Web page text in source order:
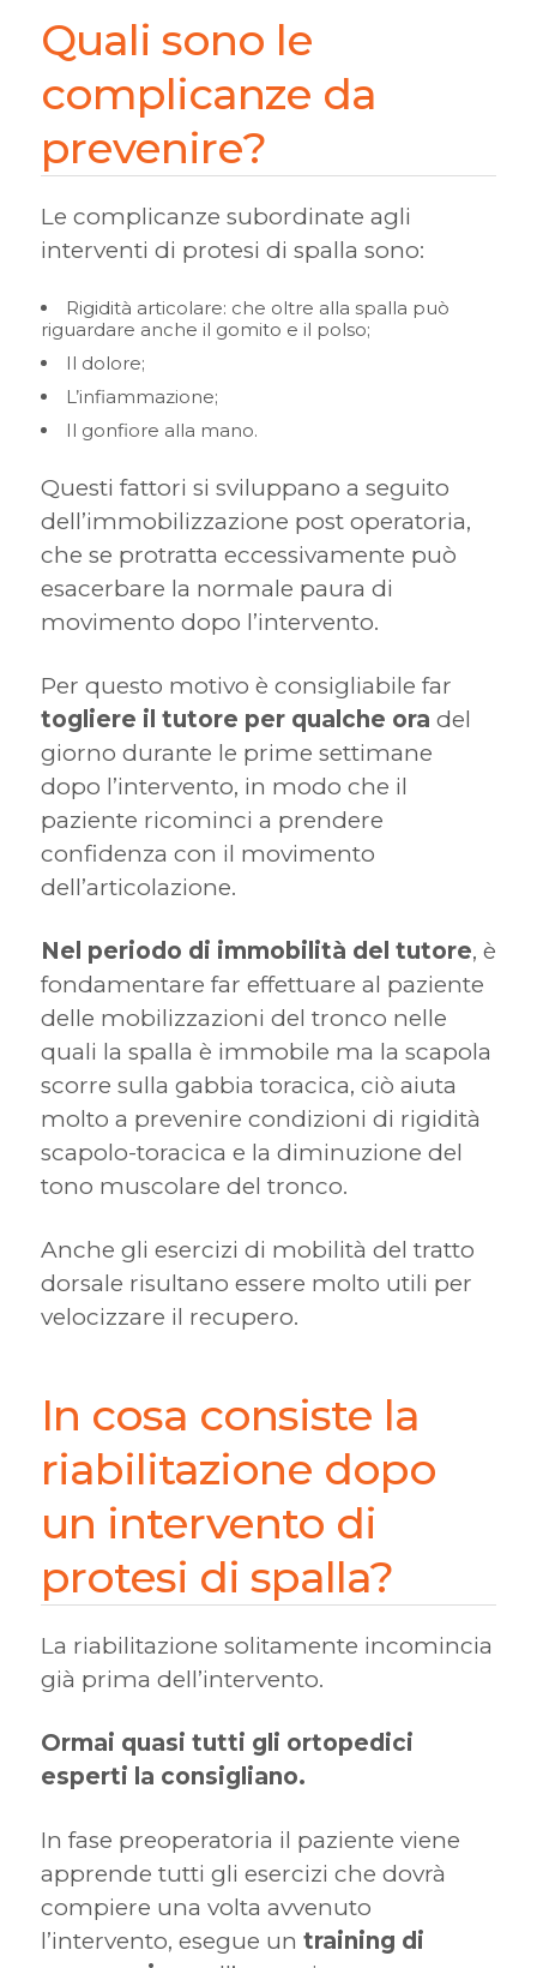
Quali sono le
complicanze da
prevenire?
Le complicanze subordinate agli
interventi di protesi di spalla sono:
Rigidità articolare: che oltre alla spalla può
riguardare anche il gomito e il polso;
Il dolore;
L’infiammazione;
Il gonfiore alla mano.
Questi fattori si sviluppano a seguito
dell’immobilizzazione post operatoria,
che se protratta eccessivamente può
esacerbare la normale paura di
movimento dopo l’intervento.
Per questo motivo è consigliabile far
togliere il tutore per qualche ora del
giorno durante le prime settimane
dopo l’intervento, in modo che il
paziente ricominci a prendere
confidenza con il movimento
dell’articolazione.
Nel periodo di immobilità del tutore, è
fondamentare far effettuare al paziente
delle mobilizzazioni del tronco nelle
quali la spalla è immobile ma la scapola
scorre sulla gabbia toracica, ciò aiuta
molto a prevenire condizioni di rigidità
scapolo-toracica e la diminuzione del
tono muscolare del tronco.
Anche gli esercizi di mobilità del tratto
dorsale risultano essere molto utili per
velocizzare il recupero.
In cosa consiste la
riabilitazione dopo
un intervento di
protesi di spalla?
La riabilitazione solitamente incomincia
già prima dell’intervento.
Ormai quasi tutti gli ortopedici
esperti la consigliano.
In fase preoperatoria il paziente viene
apprende tutti gli esercizi che dovrà
compiere una volta avvenuto
l’intervento, esegue un training di